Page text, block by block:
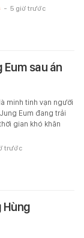
- 5 giờ trước
sau án
minh tinh vạn người
Eum đang trải
gian khó khăn
trước
Hùng